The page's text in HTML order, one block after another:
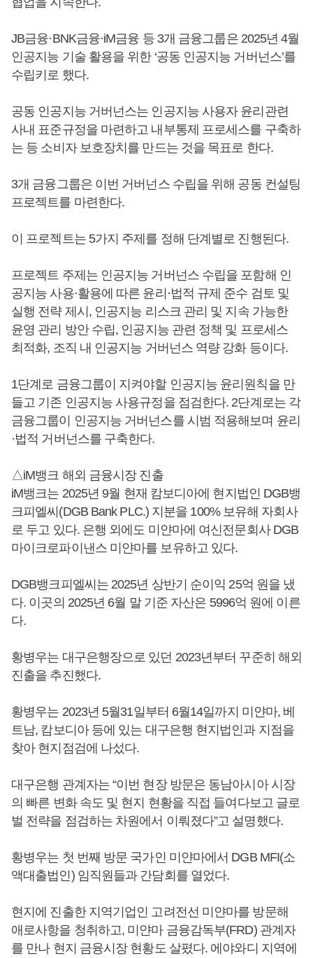
JB금융·BNK금융·iM금융 등 3개 금융그룹은 2025년 4월
인공지능 기술 활용을 위한 ‘공동 인공지능 거버넌스’를
수립키로 했다.
공동 인공지능 거버넌스는 인공지능 사용자 윤리관련
사내 표준규정을 마련하고 내부통제 프로세스를 구축하
는 등 소비자 보호장치를 만드는 것을 목표로 한다.
3개 금융그룹은 이번 거버넌스 수립을 위해 공동 컨설팅
프로젝트를 마련한다.
이 프로젝트는 5가지 주제를 정해 단계별로 진행된다.
프로젝트 주제는 인공지능 거버넌스 수립을 포함해 인
공지능 사용·활용에 따른 윤리·법적 규제 준수 검토 및
실행 전략 제시, 인공지능 리스크 관리 및 지속 가능한
윤영 관리 방안 수립, 인공지능 관련 정책 및 프로세스
최적화, 조직 내 인공지능 거버넌스 역량 강화 등이다.
1단계로 금융그룹이 지켜야할 인공지능 윤리원칙을 만
들고 기존 인공지능 사용규정을 점검한다. 2단계로는 각
금융그룹이 인공지능 거버넌스를 시범 적용해보며 윤리
·법적 거버넌스를 구축한다.
△iM뱅크 해외 금융시장 진출
iM뱅크는 2025년 9월 현재 캄보디아에 현지법인 DGB뱅
크피엘씨(DGB Bank PLC.) 지분을 100% 보유해 자회사
로 두고 있다. 은행 외에도 미얀마에 여신전문회사 DGB
마이크로파이낸스 미얀마를 보유하고 있다.
DGB뱅크피엘씨는 2025년 상반기 순이익 25억 원을 냈
다. 이곳의 2025년 6월 말 기준 자산은 5996억 원에 이른
다.
황병우는 대구은행장으로 있던 2023년부터 꾸준히 해외
진출을 추진했다.
황병우는 2023년 5월31일부터 6월14일까지 미얀마, 베
트남, 캄보디아 등에 있는 대구은행 현지법인과 지점을
찾아 현지점검에 나섰다.
대구은행 관계자는 “이번 현장 방문은 동남아시아 시장
의 빠른 변화 속도 및 현지 현황을 직접 들여다보고 글로
벌 전략을 점검하는 차원에서 이뤄졌다”고 설명했다.
황병우는 첫 번째 방문 국가인 미얀마에서 DGB MFI(소
액대출법인) 임직원들과 간담회를 열었다.
현지에 진출한 지역기업인 고려전선 미얀마를 방문해
애로사항을 청취하고, 미얀마 금융감독부(FRD) 관계자
를 만나 현지 금융시장 현황도 살폈다. 에야와디 지역에